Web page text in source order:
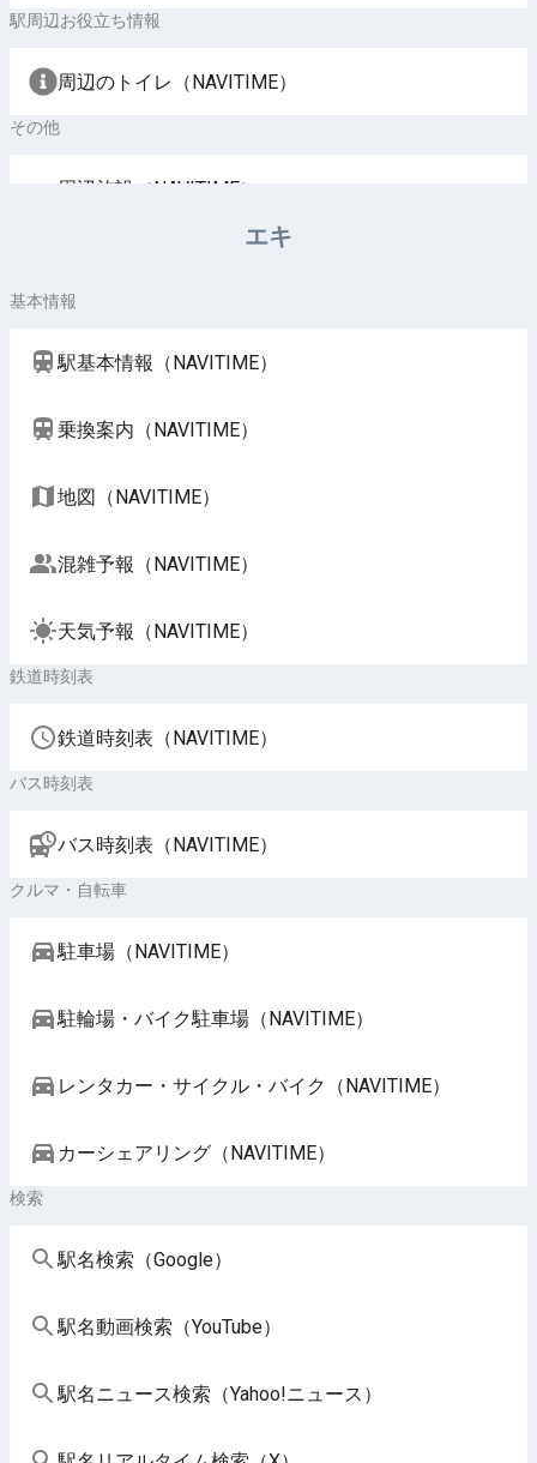
駅周辺お役立ち情報
周辺のトイレ（NAVITIME）
その他
周辺施設（NAVITIME）
エキ
基本情報
駅基本情報（NAVITIME）
乗換案内（NAVITIME）
地図（NAVITIME）
混雑予報（NAVITIME）
天気予報（NAVITIME）
鉄道時刻表
鉄道時刻表（NAVITIME）
バス時刻表
バス時刻表（NAVITIME）
クルマ・自転車
駐車場（NAVITIME）
駐輪場・バイク駐車場（NAVITIME）
レンタカー・サイクル・バイク（NAVITIME）
カーシェアリング（NAVITIME）
検索
駅名検索（Google）
駅名動画検索（YouTube）
駅名ニュース検索（Yahoo!ニュース）